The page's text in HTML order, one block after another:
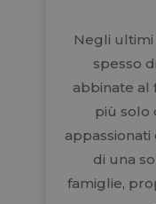
Negli ultimi
spesso
abbinate al
più solo
di una
famiglie,